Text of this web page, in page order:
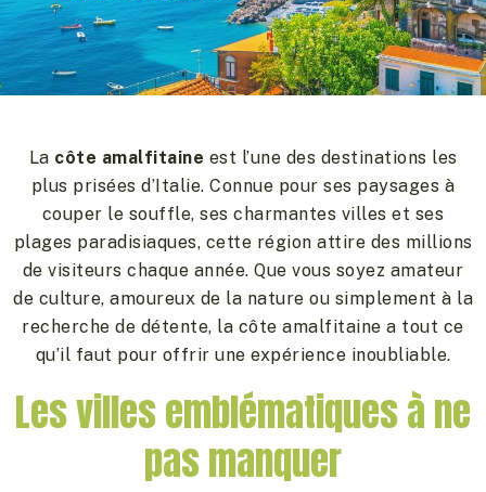
La côte amalfitaine est l’une des destinations les
plus prisées d’Italie. Connue pour ses paysages à
couper le souffle, ses charmantes villes et ses
plages paradisiaques, cette région attire des millions
de visiteurs chaque année. Que vous soyez amateur
de culture, amoureux de la nature ou simplement à la
recherche de détente, la côte amalfitaine a tout ce
qu’il faut pour offrir une expérience inoubliable.
Les villes emblématiques à ne
pas manquer